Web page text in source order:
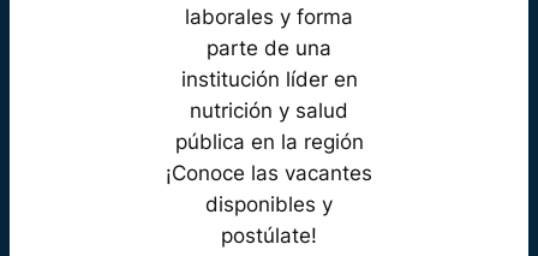
laborales y forma
parte de una
institución líder en
nutrición y salud
pública en la región
¡Conoce las vacantes
disponibles y
postúlate!